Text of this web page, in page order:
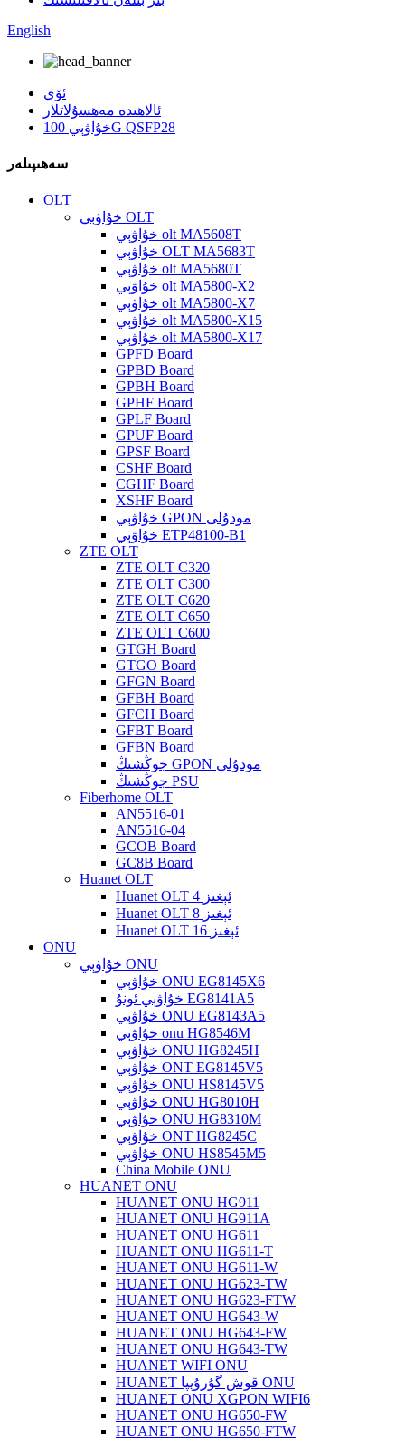
English
ئۆي
ئالاھىدە مەھسۇلاتلار
خۇاۋېي 100G QSFP28
سەھىپىلەر
OLT
خۇاۋېي OLT
خۇاۋېي olt MA5608T
خۇاۋېي OLT MA5683T
خۇاۋېي olt MA5680T
خۇاۋېي olt MA5800-X2
خۇاۋېي olt MA5800-X7
خۇاۋېي olt MA5800-X15
خۇاۋېي olt MA5800-X17
GPFD Board
GPBD Board
GPBH Board
GPHF Board
GPLF Board
GPUF Board
GPSF Board
CSHF Board
CGHF Board
XSHF Board
خۇاۋېي GPON مودۇلى
خۇاۋېي ETP48100-B1
ZTE OLT
ZTE OLT C320
ZTE OLT C300
ZTE OLT C620
ZTE OLT C650
ZTE OLT C600
GTGH Board
GTGO Board
GFGN Board
GFBH Board
GFCH Board
GFBT Board
GFBN Board
جوڭشىڭ GPON مودۇلى
جوڭشىڭ PSU
Fiberhome OLT
AN5516-01
AN5516-04
GCOB Board
GC8B Board
Huanet OLT
Huanet OLT 4 ئېغىز
Huanet OLT 8 ئېغىز
Huanet OLT 16 ئېغىز
ONU
خۇاۋېي ONU
خۇاۋېي ONU EG8145X6
خۇاۋېي ئونۇ EG8141A5
خۇاۋېي ONU EG8143A5
خۇاۋېي onu HG8546M
خۇاۋېي ONU HG8245H
خۇاۋېي ONT EG8145V5
خۇاۋېي ONU HS8145V5
خۇاۋېي ONU HG8010H
خۇاۋېي ONU HG8310M
خۇاۋېي ONT HG8245C
خۇاۋېي ONU HS8545M5
China Mobile ONU
HUANET ONU
HUANET ONU HG911
HUANET ONU HG911A
HUANET ONU HG611
HUANET ONU HG611-T
HUANET ONU HG611-W
HUANET ONU HG623-TW
HUANET ONU HG623-FTW
HUANET ONU HG643-W
HUANET ONU HG643-FW
HUANET ONU HG643-TW
HUANET WIFI ONU
HUANET قوش گۇرۇپپا ONU
HUANET ONU XGPON WIFI6
HUANET ONU HG650-FW
HUANET ONU HG650-FTW